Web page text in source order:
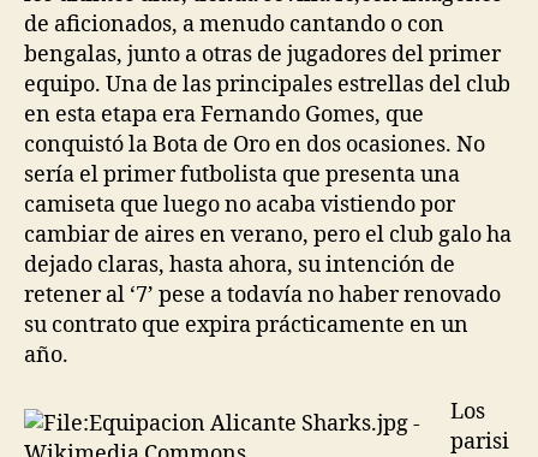
de aficionados, a menudo cantando o con
bengalas, junto a otras de jugadores del primer
equipo. Una de las principales estrellas del club
en esta etapa era Fernando Gomes, que
conquistó la Bota de Oro en dos ocasiones. No
sería el primer futbolista que presenta una
camiseta que luego no acaba vistiendo por
cambiar de aires en verano, pero el club galo ha
dejado claras, hasta ahora, su intención de
retener al ‘7’ pese a todavía no haber renovado
su contrato que expira prácticamente en un
año.
Los
parisi